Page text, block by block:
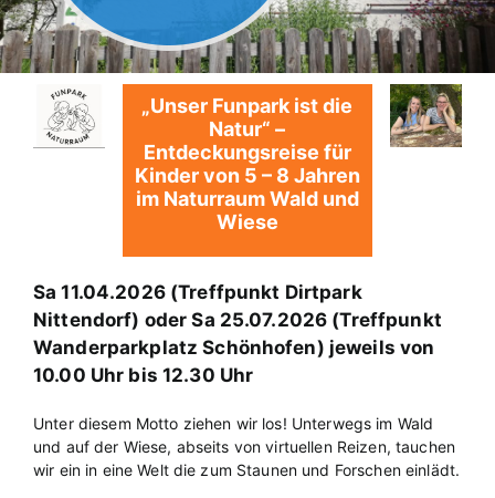
„Unser Funpark ist die
Natur“ –
Entdeckungsreise für
Kinder von 5 – 8 Jahren
im Naturraum Wald und
Wiese
Sa 11.04.2026 (Treffpunkt Dirtpark
Nittendorf) oder Sa 25.07.2026 (Treffpunkt
Wanderparkplatz Schönhofen) jeweils von
10.00 Uhr bis 12.30 Uhr
Unter diesem Motto ziehen wir los! Unterwegs im Wald
und auf der Wiese, abseits von virtuellen Reizen, tauchen
wir ein in eine Welt die zum Staunen und Forschen einlädt.